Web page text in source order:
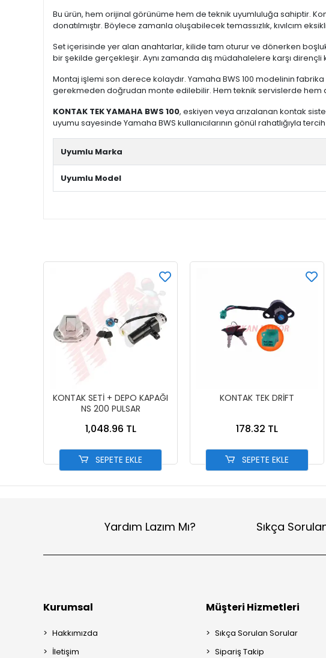
Bu ürün, hem orijinal görünüme hem de teknik uyumluluğa sahiptir.
donatılmıştır. Böylece zamanla oluşabilecek temassızlık, kıvılcım
Set içerisinde yer alan anahtarlar, kilide tam oturur ve dönerken
bir şekilde gerçekleşir. Aynı zamanda dış müdahalelere karşı dirençli
Montaj işlemi son derece kolaydır. Yamaha BWS 100 modelinin
gerekmeden doğrudan monte edilebilir. Hem teknik servislerde hem
KONTAK TEK YAMAHA BWS 100, eskiyen veya arızalanan kontak
uyumu sayesinde Yamaha BWS kullanıcılarının gönül rahatlığıyla
Uyumlu Marka
Uyumlu Model
KONTAK SETİ + DEPO KAPAĞI
NS 200 PULSAR
1,048.96 TL
SEPETE EKLE
KONTAK TEK DRİFT
178.32 TL
SEPETE EKLE
Yardım Lazım Mı? Sıkça
Kurumsal
Hakkımızda
İletişim
Müşteri Hizmetleri
Sıkça Sorulan Sorular
Sipariş Takip